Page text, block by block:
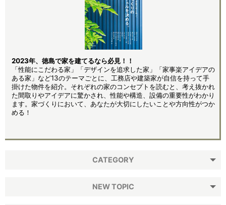
2023年、徳島で家を建てるなら必見！！
「性能にこだわる家」「デザインを追求した家」「家事楽アイデアの
ある家」など13のテーマごとに、工務店や建築家が自信を持って手
掛けた物件を紹介。それぞれの家のコンセプトを読むと、考え抜かれ
た間取りやアイデアに驚かされ、性能や構造、設備の重要性がわかり
ます。家づくりにおいて、あなたが大切にしたいことや方向性がつか
める！
CATEGORY
NEW TOPIC